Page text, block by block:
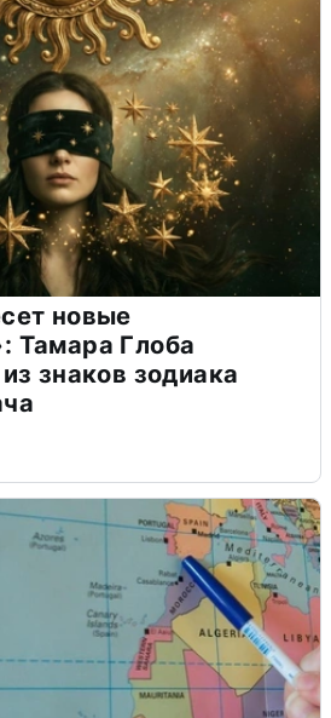
новые
Тамара Глоба
знаков зодиака